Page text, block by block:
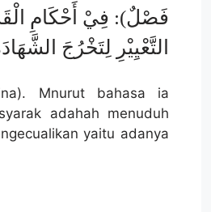
فَصْلٌ): فِيْ أَحْكَامِ
التَّعْيِيْرِ لِتَخْرُجَ
Mnurut bahasa ia
adahah menuduh
yaitu adanya